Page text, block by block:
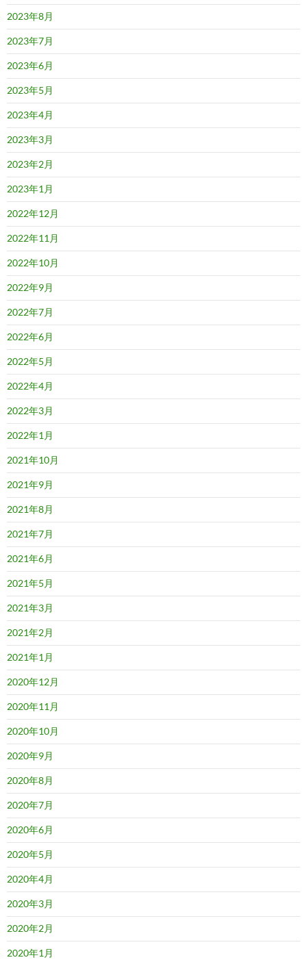
2023年8月
2023年7月
2023年6月
2023年5月
2023年4月
2023年3月
2023年2月
2023年1月
2022年12月
2022年11月
2022年10月
2022年9月
2022年7月
2022年6月
2022年5月
2022年4月
2022年3月
2022年1月
2021年10月
2021年9月
2021年8月
2021年7月
2021年6月
2021年5月
2021年3月
2021年2月
2021年1月
2020年12月
2020年11月
2020年10月
2020年9月
2020年8月
2020年7月
2020年6月
2020年5月
2020年4月
2020年3月
2020年2月
2020年1月